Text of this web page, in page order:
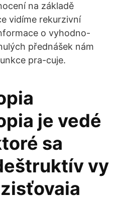
na základě
vidíme rekurzivní
o vyhodno-
přednášek nám
pra-cuje.
je vedé
sa
vy